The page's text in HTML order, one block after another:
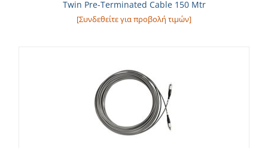
Twin Pre-Terminated Cable 150 Mtr
[Συνδεθείτε για προβολή τιμών]